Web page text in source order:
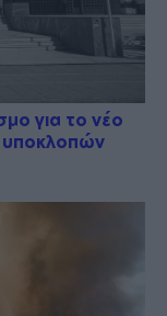
για το νέο